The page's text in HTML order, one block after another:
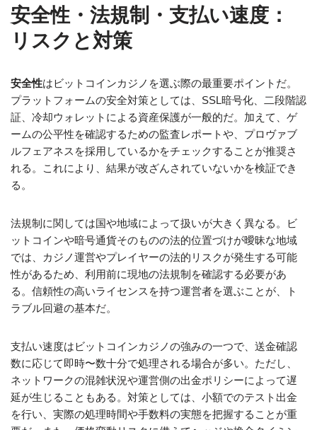
安全性・法規制・支払い速度：
リスクと対策
安全性はビットコインカジノを選ぶ際の最重要ポイントだ。
プラットフォームの安全対策としては、SSL暗号化、二段階認
証、冷却ウォレットによる資産保護が一般的だ。加えて、ゲ
ームの公平性を確認するための監査レポートや、プロヴァブ
ルフェアネスを採用しているかをチェックすることが推奨さ
れる。これにより、結果が改ざんされていないかを検証でき
る。
法規制に関しては国や地域によって扱いが大きく異なる。ビ
ットコインや暗号通貨そのものの法的位置づけが曖昧な地域
では、カジノ運営やプレイヤーの法的リスクが発生する可能
性があるため、利用前に現地の法規制を確認する必要があ
る。信頼性の高いライセンスを持つ運営者を選ぶことが、ト
ラブル回避の基本だ。
支払い速度はビットコインカジノの強みの一つで、送金確認
数に応じて即時〜数十分で処理される場合が多い。ただし、
ネットワークの混雑状況や運営側の出金ポリシーによって遅
延が生じることもある。対策としては、小額でのテスト出金
を行い、実際の処理時間や手数料の実態を把握することが重